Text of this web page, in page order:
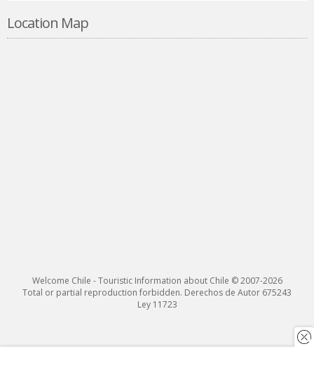
Location Map
Welcome Chile - Touristic Information about Chile © 2007-2026
Total or partial reproduction forbidden. Derechos de Autor 675243
Ley 11723